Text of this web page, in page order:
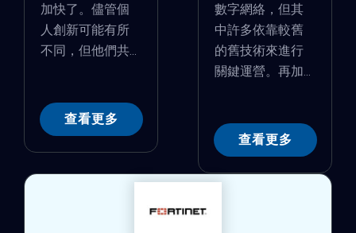
加快了。儘管個
人創新可能有所
不同，但他們共...
查看更多
數字網絡，但其
中許多依靠較舊
的舊技術來進行
關鍵運營。再加...
查看更多